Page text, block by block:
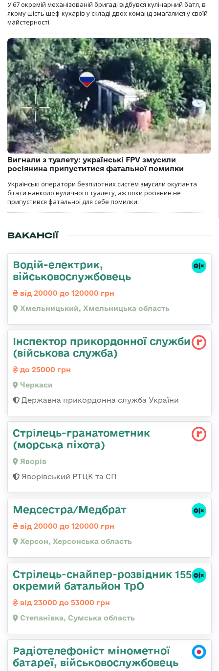
У 67 окремій механізованій бригаді відбувся кулінарний батл, в
якому шість шеф-кухарів у складі двох команд змагалися у своїй
майстерності.
Вигнали з туалету: українські FPV змусили
росіянина припуститися фатальної помилки
Українські оператори безпілотних систем змусили окупанта
бігати навколо вуличного туалету, аж поки росіянин не
припустився фатальної для себе помилки.
ВАКАНСІЇ
Водій-електрик,
військовослужбовець
від 20000 до 120000 грн
Хмельницький, Хмельницька область
Інспектор прикордонної служби
(військова служба)
до 25000 грн
Черкаси
Державна прикордонна служба України
Стрілець-гранатометник
(морська піхота)
Яворів
Яворівський РТЦК та СП
Медсестра/Медбрат
від 20000 до 120000 грн
Херсон, Херсонська область
Стрілець-снайпер-розвідник 155
окремий батальйон ТрО
від 23000 до 53000 грн
Степанівка, Сумська область
Радіотелефоніст мінометної
батареї, військовослужбовець